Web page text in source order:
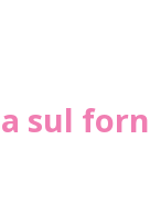
sul